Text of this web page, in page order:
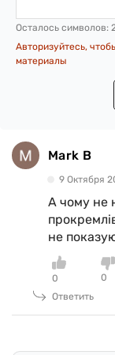
Осталось символов:
Авторизуйтесь,
материалы
Mark B
9 Октября
А чому не
не
0
0
Ответить